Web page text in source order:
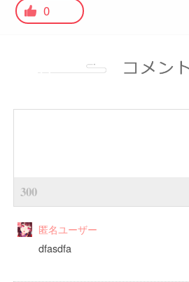
0
匿名ユーザー
dfasdfa
300